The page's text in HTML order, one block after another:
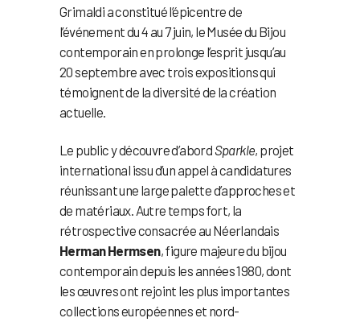
Grimaldi a constitué l’épicentre de
l’événement du 4 au 7 juin, le Musée du Bijou
contemporain en prolonge l’esprit jusqu’au
20 septembre avec trois expositions qui
témoignent de la diversité de la création
actuelle.
Le public y découvre d’abord Sparkle, projet
international issu d’un appel à candidatures
réunissant une large palette d’approches et
de matériaux. Autre temps fort, la
rétrospective consacrée au Néerlandais
Herman Hermsen, figure majeure du bijou
contemporain depuis les années 1980, dont
les œuvres ont rejoint les plus importantes
collections européennes et nord-